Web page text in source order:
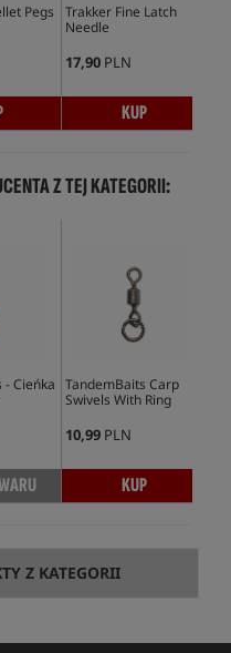
Pegs
Trakker Fine Latch
Needle
17,90 PLN
KUP
Z TEJ KATEGORII:
- Cieńka TandemBaits Carp
Swivels With Ring
10,99 PLN
KUP
Z KATEGORII